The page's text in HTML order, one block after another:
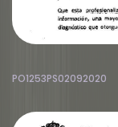
PO1253PS02092020